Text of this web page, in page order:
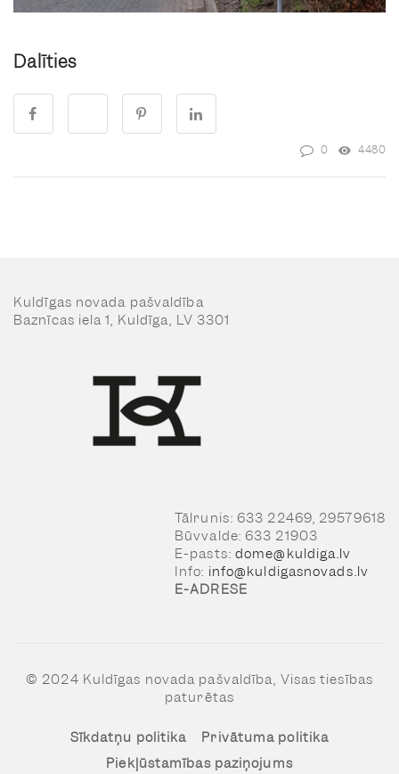
Dalīties
0 4480
Kuldīgas novada pašvaldība
Baznīcas iela 1, Kuldīga, LV 3301
Tālrunis: 633 22469, 29579618
Būvvalde: 633 21903
E-pasts: dome@kuldiga.lv
Info: info@kuldigasnovads.lv
E-ADRESE
© 2024 Kuldīgas novada pašvaldība, Visas tiesības
paturētas
Sīkdatņu politika
Privātuma politika
Piekļūstamības paziņojums